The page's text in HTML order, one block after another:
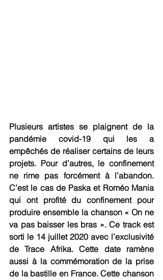
Plusieurs artistes se plaignent de la
pandémie covid-19 qui les a
empêchés de réaliser certains de leurs
projets. Pour d’autres, le confinement
ne rime pas forcément à l’abandon.
C’est le cas de Paska et Roméo Mania
qui ont profité du confinement pour
produire ensemble la chanson « On ne
va pas baisser les bras ». Ce track est
sorti le 14 juillet 2020 avec l’exclusivité
de Trace Afrika. Cette date ramène
aussi à la commémoration de la prise
de la bastille en France. Cette chanson